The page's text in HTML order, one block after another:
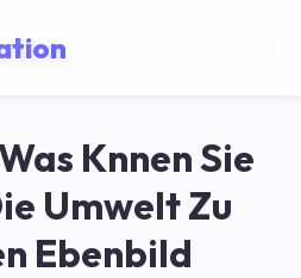
Knnen Sie
Umwelt Zu
Ebenbild